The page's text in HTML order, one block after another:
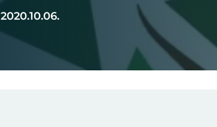
2020.10.06.